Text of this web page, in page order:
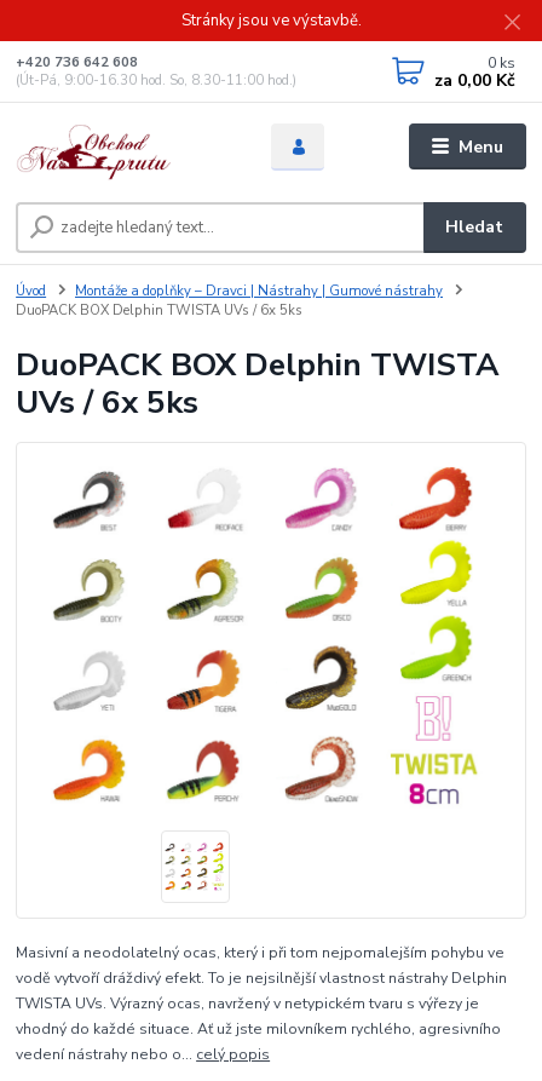
Stránky jsou ve výstavbě.
Menu
Hledat
+420 736 642 608
(Út-Pá, 9:00-16.30 hod. So, 8.30-11:00 hod.)
0 ks
za 0,00 Kč
Úvod
Montáže a doplňky – Dravci | Nástrahy | Gumové nástrahy
DuoPACK BOX Delphin TWISTA UVs / 6x 5ks
DuoPACK BOX Delphin TWISTA
UVs / 6x 5ks
Masivní a neodolatelný ocas, který i při tom nejpomalejším pohybu ve
vodě vytvoří dráždivý efekt. To je nejsilnější vlastnost nástrahy Delphin
TWISTA UVs. Výrazný ocas, navržený v netypickém tvaru s výřezy je
vhodný do každé situace. Ať už jste milovníkem rychlého, agresivního
vedení nástrahy nebo o... celý popis